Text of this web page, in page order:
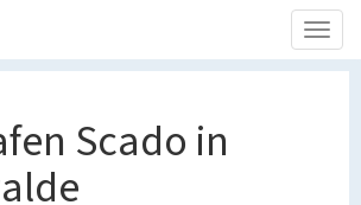
Scado in